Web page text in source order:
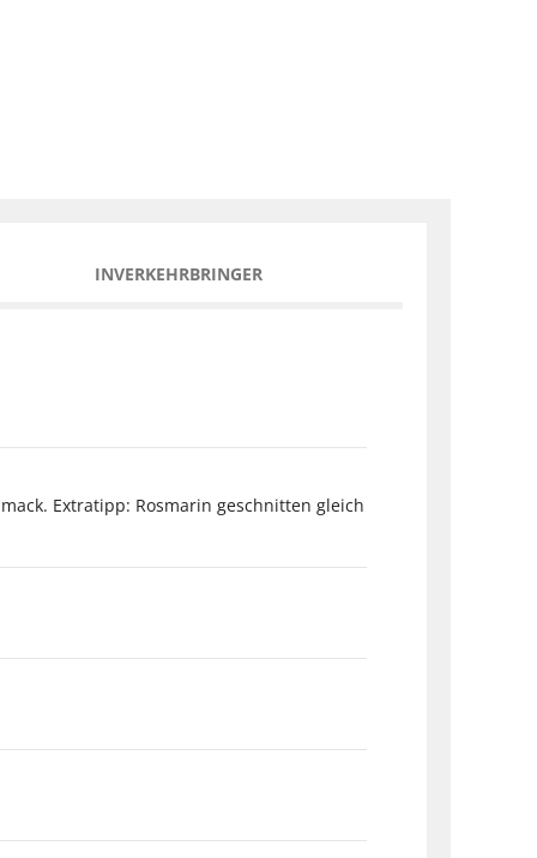
INVERKEHRBRINGER
Extratipp: Rosmarin geschnitten gleich